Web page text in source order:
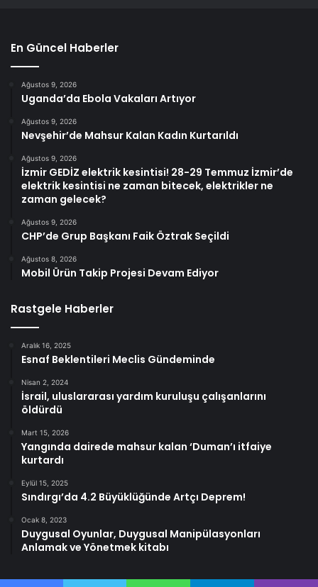
En Güncel Haberler
Ağustos 9, 2026
Uganda’da Ebola Vakaları Artıyor
Ağustos 9, 2026
Nevşehir’de Mahsur Kalan Kadın Kurtarıldı
Ağustos 9, 2026
İzmir GEDİZ elektrik kesintisi! 28-29 Temmuz İzmir’de
elektrik kesintisi ne zaman bitecek, elektrikler ne
zaman gelecek?
Ağustos 9, 2026
CHP’de Grup Başkanı Faik Öztrak Seçildi
Ağustos 8, 2026
Mobil Ürün Takip Projesi Devam Ediyor
Rastgele Haberler
Aralık 16, 2025
Esnaf Beklentileri Meclis Gündeminde
Nisan 2, 2024
İsrail, uluslararası yardım kuruluşu çalışanlarını
öldürdü
Mart 15, 2026
Yangında dairede mahsur kalan ‘Duman’ı itfaiye
kurtardı
Eylül 15, 2025
Sındırgı’da 4.2 Büyüklüğünde Artçı Deprem!
Ocak 8, 2023
Duygusal Oyunlar, Duygusal Manipülasyonları
Anlamak ve Yönetmek kitabı